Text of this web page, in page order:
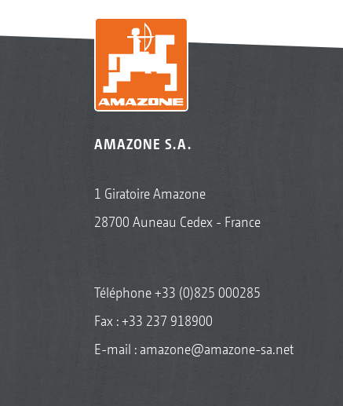
AMAZONE S.A.
1 Giratoire Amazone
28700 Auneau Cedex - France
Téléphone+33 (0)825 000285
Fax : +33 237 918900
E-mail : amazone@amazone-sa.net